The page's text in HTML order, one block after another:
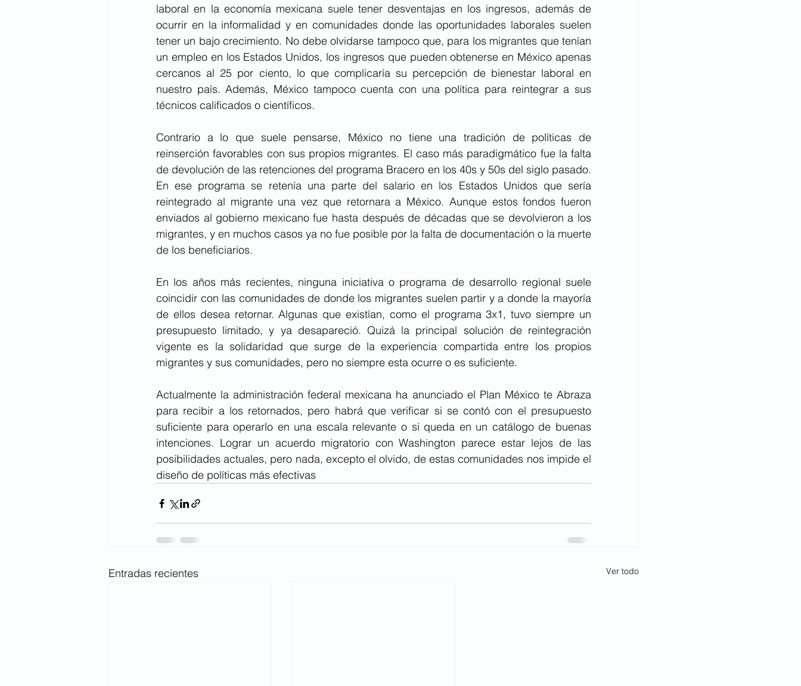
laboral en la economía mexicana suele tener desventajas en los ingresos, además de
ocurrir en la informalidad y en comunidades donde las oportunidades laborales suelen
tener un bajo crecimiento. No debe olvidarse tampoco que, para los migrantes que tenían
un empleo en los Estados Unidos, los ingresos que pueden obtenerse en México apenas
cercanos al 25 por ciento, lo que complicaría su percepción de bienestar laboral en
nuestro país. Además, México tampoco cuenta con una política para reintegrar a sus
técnicos calificados o científicos.
Contrario a lo que suele pensarse, México no tiene una tradición de políticas de
reinserción favorables con sus propios migrantes. El caso más paradigmático fue la falta
de devolución de las retenciones del programa Bracero en los 40s y 50s del siglo pasado.
En ese programa se retenía una parte del salario en los Estados Unidos que sería
reintegrado al migrante una vez que retornara a México. Aunque estos fondos fueron
enviados al gobierno mexicano fue hasta después de décadas que se devolvieron a los
migrantes, y en muchos casos ya no fue posible por la falta de documentación o la muerte
de los beneficiarios.
En los años más recientes, ninguna iniciativa o programa de desarrollo regional suele
coincidir con las comunidades de donde los migrantes suelen partir y a donde la mayoría
de ellos desea retornar. Algunas que existían, como el programa 3x1, tuvo siempre un
presupuesto limitado, y ya desapareció. Quizá la principal solución de reintegración
vigente es la solidaridad que surge de la experiencia compartida entre los propios
migrantes y sus comunidades, pero no siempre esta ocurre o es suficiente.
Actualmente la administración federal mexicana ha anunciado el Plan México te Abraza
para recibir a los retornados, pero habrá que verificar si se contó con el presupuesto
suficiente para operarlo en una escala relevante o si queda en un catálogo de buenas
intenciones. Lograr un acuerdo migratorio con Washington parece estar lejos de las
posibilidades actuales, pero nada, excepto el olvido, de estas comunidades nos impide el
diseño de políticas más efectivas
Entradas recientes Ver todo